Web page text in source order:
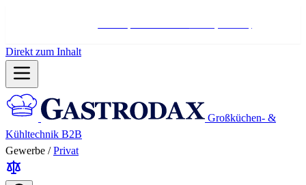
Direkt zum Inhalt
Großküchen- &
Kühltechnik B2B
Gewerbe / Privat